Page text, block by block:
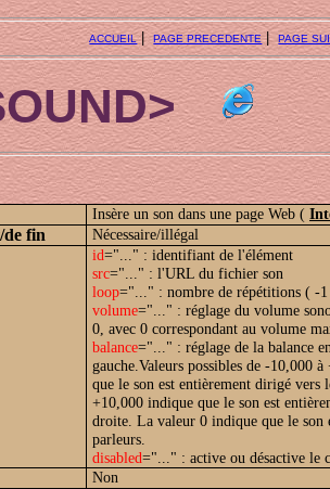
ACCUEIL|PAGE PRECEDENTE|PAGE
Insère un son dans une page Web (
de fin Nécessaire/illégal
id="..." : identifiant de l'élément
src="..." : l'URL du fichier son
loop="..." : nombre de répétitions ( -
volume="..." : réglage du volume
0, avec 0 correspondant au volume
balance="..." : réglage de la balance
gauche.Valeurs possibles de -10,000
que le son est entièrement dirigé vers
+10,000 indique que le son est
droite. La valeur 0 indique que le son
parleurs.
disabled="..." : active ou désactive le
Non